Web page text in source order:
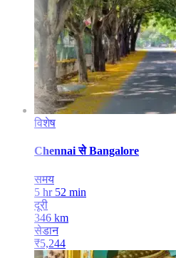
विशेष
Chennai से Bangalore
समय
5 hr 52 min
दूरी
346 km
सेडान
₹5,244